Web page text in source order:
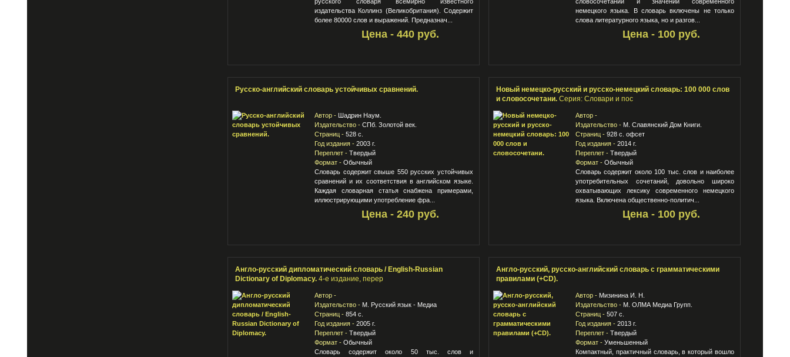
издательства Коллинз (Великобритания). Содержит
более 80000 слов и выражений. Предназнач...
Цена - 440 руб.
немецкого языка. В словарь включены не только
слова литературного языка, но и разгов...
Цена - 100 руб.
Русско-английский словарь устойчивых сравнений.
Автор - Шадрин Наум.
Издательство - СПб. Золотой век.
Страниц - 528 с.
Год издания - 2003 г.
Переплет - Твердый
Формат - Обычный
Словарь содержит свыше 550 русских устойчивых
сравнений и их соответствия в английском языке.
Каждая словарная статья снабжена примерами,
иллюстрирующими употребление фра...
Цена - 240 руб.
Новый немецко-русский и русско-немецкий словарь: 100 000 слов
и словосочетани. Серия: Словари и пос
Автор -
Издательство - М. Славянский Дом Книги.
Страниц - 928 с. офсет
Год издания - 2014 г.
Переплет - Твердый
Формат - Обычный
Словарь содержит около 100 тыс. слов и наиболее
употребительных сочетаний, довольно широко
охватывающих лексику современного немецкого
языка. Включена общественно-политич...
Цена - 100 руб.
Англо-русский дипломатический словарь / English-Russian
Dictionary of Diplomacy. 4-е издание, перер
Автор -
Издательство - М. Русский язык - Медиа
Страниц - 854 с.
Год издания - 2005 г.
Переплет - Твердый
Формат - Обычный
Словарь содержит около 50 тыс. слов и
Англо-русский, русско-английский словарь с грамматическими
правилами (+CD).
Автор - Мизинина И. Н.
Издательство - М. ОЛМА Медиа Групп.
Страниц - 507 с.
Год издания - 2013 г.
Переплет - Твердый
Формат - Уменьшенный
Компактный, практичный словарь, в который вошло